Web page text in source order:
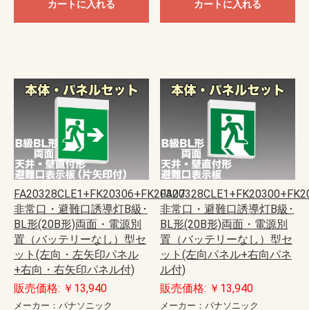
カートに入れる カートに入れる
FA20328CLE1+FK20306+FK20307
非常口・避難口誘導灯B級･
BL形(20B形)両面・電源別
置（バッテリーなし）型セ
ット(左向・左矢印パネル
+右向・右矢印パネル付)
販売価格: ￥13,940
メーカー：パナソニック
非常口・避難口誘導灯B級･
BL形(20B形)両面・電源別
置（バッテリーなし）型セ
ット(左向パネル+右向パネ
ル付)
販売価格: ￥13,940
メーカー：パナソニック